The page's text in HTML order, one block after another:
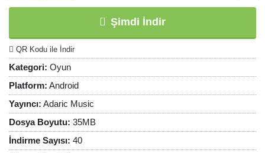
Şimdi İndir
QR Kodu ile İndir
Kategori: Oyun
Platform: Android
Yayıncı: Adaric Music
Dosya Boyutu: 35MB
İndirme Sayısı: 40